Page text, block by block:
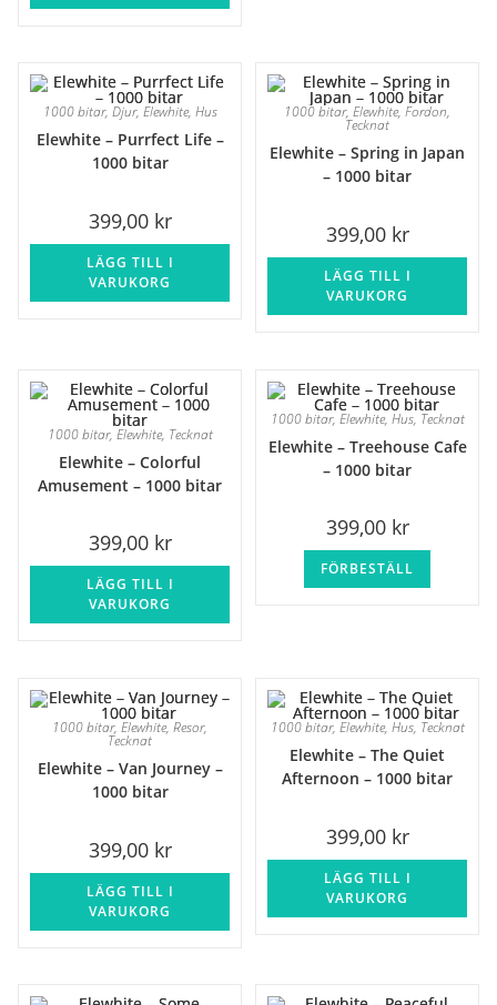
1000 bitar, Djur, Elewhite, Hus
Elewhite – Purrfect Life –
1000 bitar
399,00 kr
LÄGG TILL I
VARUKORG
1000 bitar, Elewhite, Fordon,
Tecknat
Elewhite – Spring in Japan
– 1000 bitar
399,00 kr
LÄGG TILL I
VARUKORG
1000 bitar, Elewhite, Tecknat
Elewhite – Colorful
Amusement – 1000 bitar
399,00 kr
LÄGG TILL I
VARUKORG
1000 bitar, Elewhite, Hus, Tecknat
Elewhite – Treehouse Cafe
– 1000 bitar
399,00 kr
FÖRBESTÄLL
1000 bitar, Elewhite, Resor,
Tecknat
Elewhite – Van Journey –
1000 bitar
399,00 kr
LÄGG TILL I
VARUKORG
1000 bitar, Elewhite, Hus, Tecknat
Elewhite – The Quiet
Afternoon – 1000 bitar
399,00 kr
LÄGG TILL I
VARUKORG